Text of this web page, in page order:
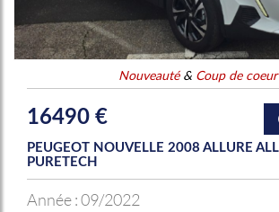
Nouveauté& Coup de coeur
16490 €
PEUGEOT NOUVELLE 2008 ALLURE
PURETECH
Année :09/2022